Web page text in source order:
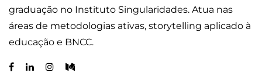
graduação no Instituto Singularidades. Atua nas
áreas de metodologias ativas, storytelling aplicado à
educação e BNCC.